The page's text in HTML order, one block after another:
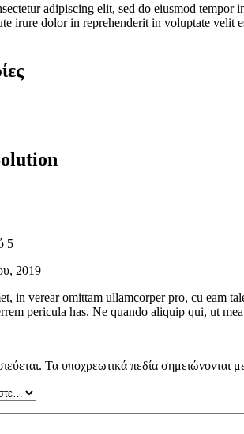
adipiscing elit, sed do eiusmod
irure dolor in reprehenderit in voluptate
5
2019
in verear omittam ullamcorper pro, cu eam
pericula has. Ne quando aliquip qui, ut
Τα υποχρεωτικά πεδία σημειώνονται